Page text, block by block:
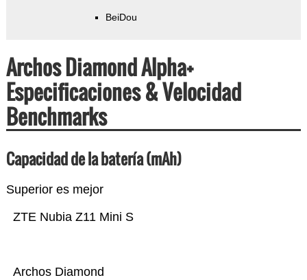
BeiDou
Archos Diamond Alpha+
Especificaciones & Velocidad
Benchmarks
Capacidad de la batería (mAh)
Superior es mejor
Archos Diamond
ZTE Nubia Z11 Mini S